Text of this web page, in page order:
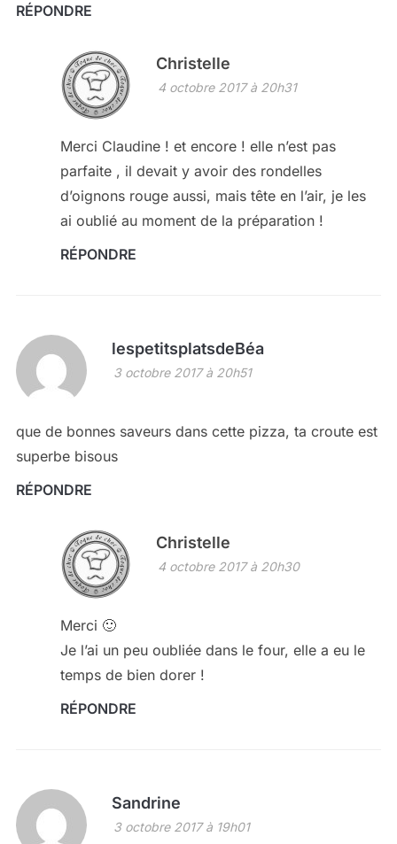
RÉPONDRE
Christelle
4 octobre 2017 à 20h31
Merci Claudine ! et encore ! elle n’est pas
parfaite , il devait y avoir des rondelles
d’oignons rouge aussi, mais tête en l’air, je les
ai oublié au moment de la préparation !
RÉPONDRE
lespetitsplatsdeBéa
3 octobre 2017 à 20h51
que de bonnes saveurs dans cette pizza, ta croute est
superbe bisous
RÉPONDRE
Christelle
4 octobre 2017 à 20h30
Merci 🙂
Je l’ai un peu oubliée dans le four, elle a eu le
temps de bien dorer !
RÉPONDRE
Sandrine
3 octobre 2017 à 19h01